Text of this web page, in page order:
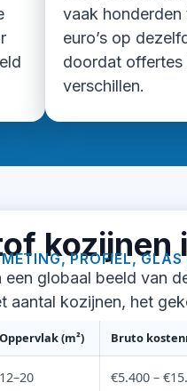
vaak
euro’s op
doordat offertes
verschillen.
kozijnen
PROFIEL,
globaal beeld van
aantal kozijnen, het
Oppervlak (m²) Bruto
12–20 €5.400 –